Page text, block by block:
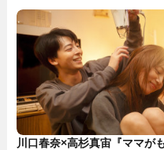
川口春奈×高杉真宙『ママが